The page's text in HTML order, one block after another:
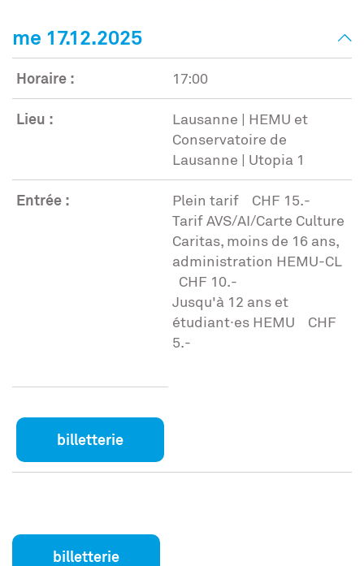
me 17.12.2025
Horaire : 17:00
Lieu :
Lausanne | HEMU et
Conservatoire de
Lausanne | Utopia 1
Entrée :
Plein tarif CHF 15.-
Tarif AVS/AI/Carte Culture
Caritas, moins de 16 ans,
administration HEMU-CL
CHF 10.-
Jusqu'à 12 ans et
étudiant∙es HEMU CHF
5.-
billetterie
billetterie